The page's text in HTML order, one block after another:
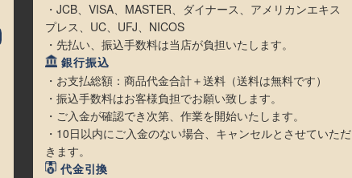
・JCB、VISA、MASTER、ダイナース、アメリカンエキス
プレス、UC、UFJ、NICOS
・先払い、振込手数料は当店が負担いたします。
銀行振込
・お支払総額：商品代金合計＋送料（送料は無料です）
・振込手数料はお客様負担でお願い致します。
・ご入金が確認でき次第、作業を開始いたします。
・10日以内にご入金のない場合、キャンセルとさせていただ
きます。
代金引換